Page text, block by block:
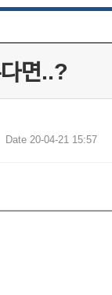
면..?
Date 20-04-21 15:57